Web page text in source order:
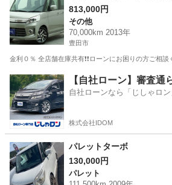
813,000円
その他
70,000km 2013年
豊田市
金利０％ 全店舗在庫共有❗️❗️ローンにお困りの方ご相
愛知 豊田市 その他 ローン
【自社ローン】審査通
自社ローンなら「じしゃロ
株式会社IDOM
パレットターボ
130,000円
パレット